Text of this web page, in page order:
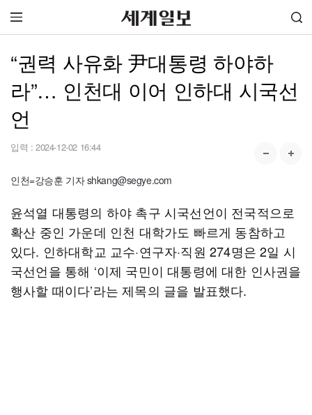
“권력 사유화 尹대통령 하야하
라”… 인천대 이어 인하대 시국선
언
입력 : 2024-12-02 16:44
인천=강승훈 기자 shkang@segye.com
윤석열 대통령의 하야 촉구 시국선언이 전국적으로
확산 중인 가운데 인천 대학가도 빠르게 동참하고
있다. 인하대학교 교수·연구자·직원 274명은 2일 시
국선언을 통해 ‘이제 국민이 대통령에 대한 인사권을
행사할 때이다’라는 제목의 글을 발표했다.